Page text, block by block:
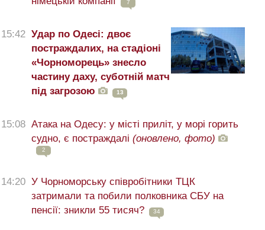
7
15:42 Удар по Одесі: двоє
постраждалих, на стадіоні
«Чорноморець» знесло
частину даху, суботній матч
під загрозою
13
15:08 Атака на Одесу: у місті приліт, у морі горить
судно, є постраждалі (оновлено, фото)
2
14:20 У Чорноморську співробітники ТЦК
затримали та побили полковника СБУ на
пенсії: зникли 55 тисяч?
34